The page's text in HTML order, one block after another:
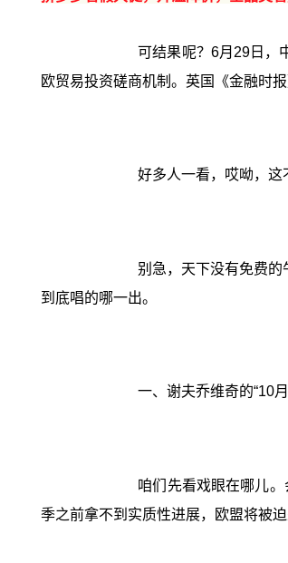
可结果呢？6月29日，
欧贸易投资磋商机制。英国《金融时
好多人一看，哎呦，这
别急，天下没有免费的
到底唱的哪一出。
一、谢夫乔维奇的“10
咱们先看戏眼在哪儿
季之前拿不到实质性进展，欧盟将被迫